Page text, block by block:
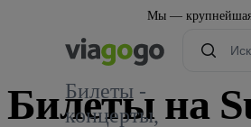
Мы — крупнейшая
Билеты -
концерты,
Билеты на